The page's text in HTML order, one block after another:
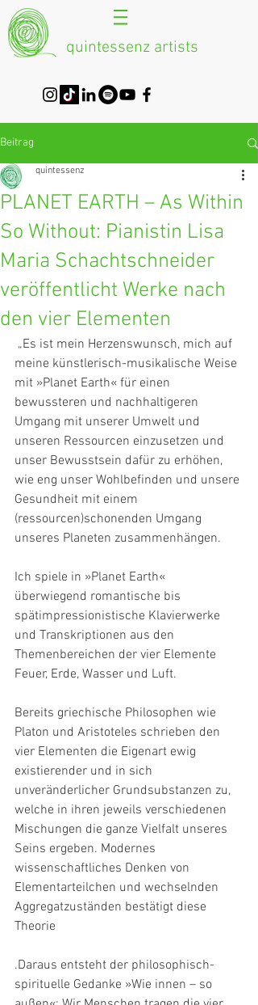
quintessenz artists
Beitrag
PLANET EARTH – As Within
So Without: Pianistin Lisa
Maria Schachtschneider
veröffentlicht Werke nach
den vier Elementen
quintessenz
„Es ist mein Herzenswunsch, mich auf
meine künstlerisch-musikalische Weise
mit »Planet Earth« für einen
bewussteren und nachhaltigeren
Umgang mit unserer Umwelt und
unseren Ressourcen einzusetzen und
unser Bewusstsein dafür zu erhöhen,
wie eng unser Wohlbefinden und unsere
Gesundheit mit einem
(ressourcen)schonenden Umgang
unseres Planeten zusammenhängen.
Ich spiele in »Planet Earth«
überwiegend romantische bis
spätimpressionistische Klavierwerke
und Transkriptionen aus den
Themenbereichen der vier Elemente
Feuer, Erde, Wasser und Luft.
Bereits griechische Philosophen wie
Platon und Aristoteles schrieben den
vier Elementen die Eigenart ewig
existierender und in sich
unveränderlicher Grundsubstanzen zu,
welche in ihren jeweils verschiedenen
Mischungen die ganze Vielfalt unseres
Seins ergeben. Modernes
wissenschaftliches Denken von
Elementarteilchen und wechselnden
Aggregatzuständen bestätigt diese
Theorie
.Daraus entsteht der philosophisch-
spirituelle Gedanke »Wie innen – so